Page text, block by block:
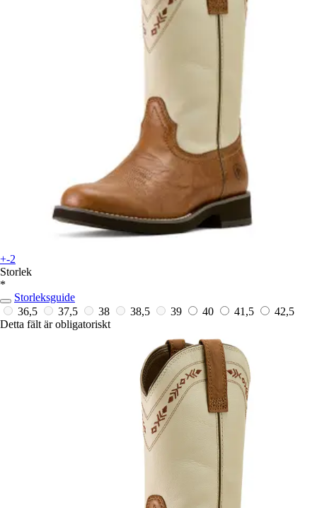
+-2
Storlek
*
Storleksguide
36,5
37,5 38 38,5 39 40 41,5
42,5
Detta fält är obligatoriskt